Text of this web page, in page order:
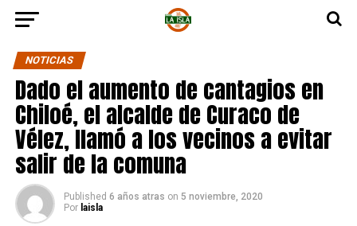
NOTICIAS
Dado el aumento de cantagios en
Chiloé, el alcalde de Curaco de
Vélez, llamó a los vecinos a evitar
salir de la comuna
Published 6 años atras on 5 noviembre, 2020
Por laisla